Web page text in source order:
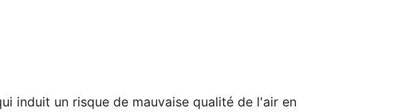
induit un risque de mauvaise qualité de l'air en